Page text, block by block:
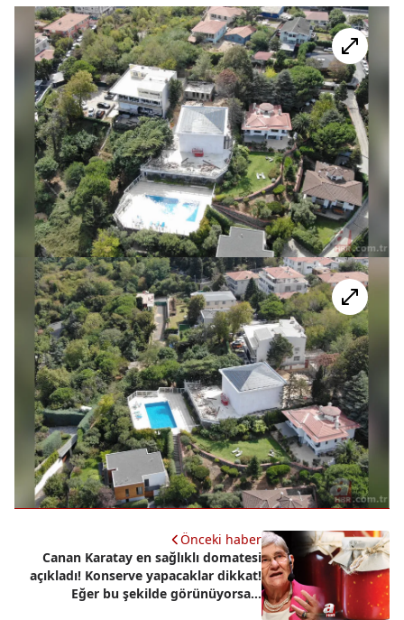
Önceki haber
Canan Karatay en sağlıklı domatesi
açıkladı! Konserve yapacaklar dikkat!
Eğer bu şekilde görünüyorsa...